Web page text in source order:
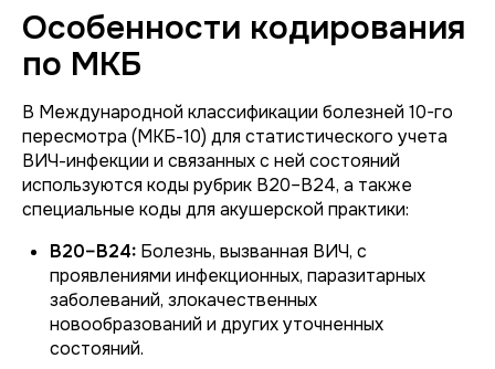
Особенности кодирования
по МКБ
В Международной классификации болезней 10-го
пересмотра (МКБ-10) для статистического учета
ВИЧ-инфекции и связанных с ней состояний
используются коды рубрик B20–B24, а также
специальные коды для акушерской практики:
B20–B24: Болезнь, вызванная ВИЧ, с
проявлениями инфекционных, паразитарных
заболеваний, злокачественных
новообразований и других уточненных
состояний.